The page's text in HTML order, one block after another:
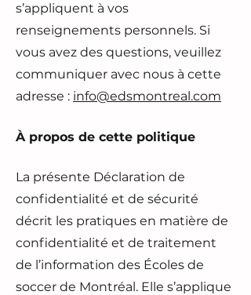
s’appliquent à vos
renseignements personnels. Si
vous avez des questions, veuillez
communiquer avec nous à cette
adresse : info@edsmontreal.com
À propos de cette politique
La présente Déclaration de
confidentialité et de sécurité
décrit les pratiques en matière de
confidentialité et de traitement
de l’information des Écoles de
soccer de Montréal. Elle s’applique